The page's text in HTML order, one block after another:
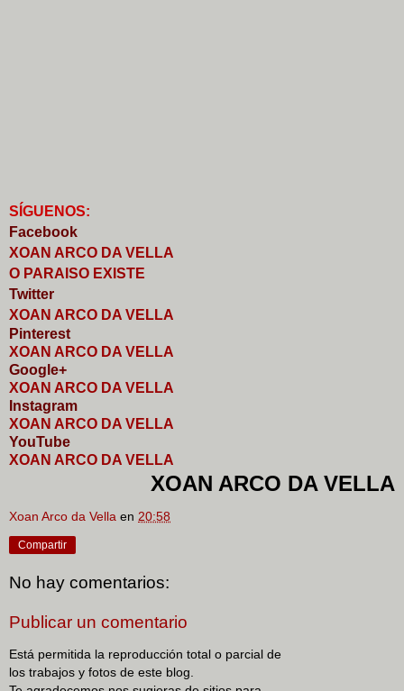
S GUENOS:
Facebook
XOAN ARCO DA VELLA
O PARAISO EXISTE
Twitter
XOAN ARCO DA VELLA
Pinterest
XOAN ARCO DA VELLA
Google+
XOAN ARCO DA VELLA
nstagram
XOAN ARCO DA VELLA
YouTube
XOAN ARCO DA VELLA
XOAN ARCO DA VELLA
Xoan Arco da Vella en 20:58
Compartir
No hay comentarios:
Publicar un comentario
Está permitida la reproducción total o parcial de
los trabajos y fotos de este blog.